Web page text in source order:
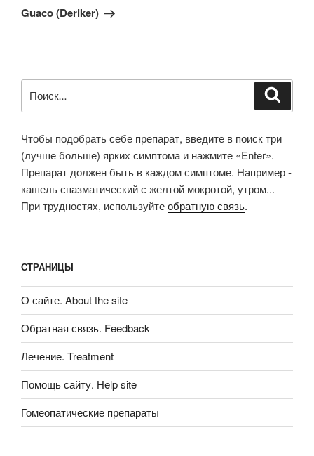
запись
Guaco (Deriker)
Чтобы подобрать себе препарат, введите в поиск три
(лучше больше) ярких симптома и нажмите «Enter».
Препарат должен быть в каждом симптоме. Например -
кашель спазматический с желтой мокротой, утром...
При трудностях, используйтеобратную связь.
СТРАНИЦЫ
О сайте. About the site
Обратная связь. Feedback
Лечение. Treatment
Помощь сайту. Help site
Гомеопатические препараты